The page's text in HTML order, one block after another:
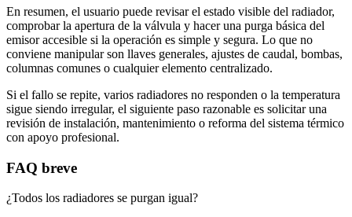
En resumen, el usuario puede revisar el estado visible del radiador,
comprobar la apertura de la válvula y hacer una purga básica del
emisor accesible si la operación es simple y segura. Lo que no
conviene manipular son llaves generales, ajustes de caudal, bombas,
columnas comunes o cualquier elemento centralizado.
Si el fallo se repite, varios radiadores no responden o la temperatura
sigue siendo irregular, el siguiente paso razonable es solicitar una
revisión de instalación, mantenimiento o reforma del sistema térmico
con apoyo profesional.
FAQ breve
¿Todos los radiadores se purgan igual?